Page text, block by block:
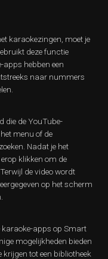
karaokezingen, moet je
deze functie
hebben een
naar nummers
die de YouTube-
menu of de
Nadat je het
klikken om de
de video wordt
op het scherm
karaoke-apps op Smart
mogelijkheden bieden
tot een bibliotheek